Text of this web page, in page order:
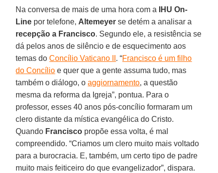
Na conversa de mais de uma hora com a
IHU On-
Line por telefone, Altemeyer se detém a analisar a
recepção a Francisco. Segundo ele, a resistência se
dá pelos anos de silêncio e de esquecimento aos
temas doConcílio Vaticano II . “Francisco é um filho
do Concílio e quer que a gente assuma tudo, mas
também o diálogo, oaggiornamento, a questão
mesma da reforma da Igreja”, pontua. Para o
professor, esses 40 anos pós-concílio formaram um
clero distante da mística evangélica do Cristo.
Quando Francisco propõe essa volta, é mal
compreendido. “Criamos um clero muito mais voltado
para a burocracia. E, também, um certo tipo de padre
muito mais feiticeiro do que evangelizador”, dispara.